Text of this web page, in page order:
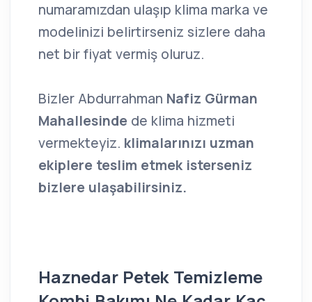
numaramızdan ulaşıp klima marka ve
modelinizi belirtirseniz sizlere daha
net bir fiyat vermiş oluruz.
Bizler Abdurrahman Nafiz Gürman
Mahallesinde de klima hizmeti
vermekteyiz. klimalarınızı uzman
ekiplere teslim etmek isterseniz
bizlere ulaşabilirsiniz.
Haznedar Petek Temizleme